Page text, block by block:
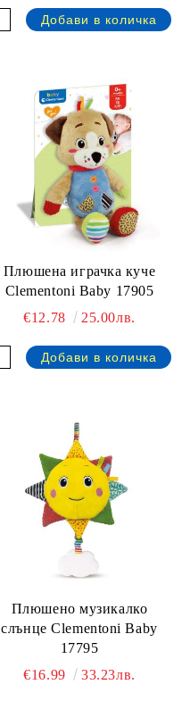
Плюшена играчка куче
Clementoni Baby 17905
€12.78
25.00лв.
Плюшено музикалко
слънце Clementoni Baby
17795
€16.99
33.23лв.